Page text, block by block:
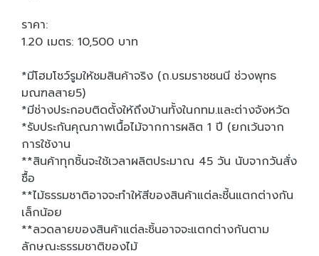
ราคา:
1.20 เมตร: 10,500 บาท
*มีโฮมโชว์รูมให้ชมสินค้าจริง (ถ.บรมราชชนนี ช่วงพุทธ
มณฑลสาย5)
*มีช่างประกอบติดตั้งให้ถึงบ้านทั้งในกทม.และต่างจังหวัด
*รับประกันคุณภาพเนื้อไม้จากการผลิต 1 ปี (ยกเว้นจาก
การใช้งาน
**สินค้าทุกชิ้นจะใช้เวลาผลิตประมาณ 45 วัน นับจากวันสั่ง
ซื้อ
**ไม้ธรรมชาติอาจจะทำให้สีของสินค้าแต่ละชี้นแตกต่างกัน
เล็กน้อย
**ลวดลายของสินค้าแต่ละชิ้นอาจจะแตกต่างกันตาม
ลักษณะธรรมชาติของไม้